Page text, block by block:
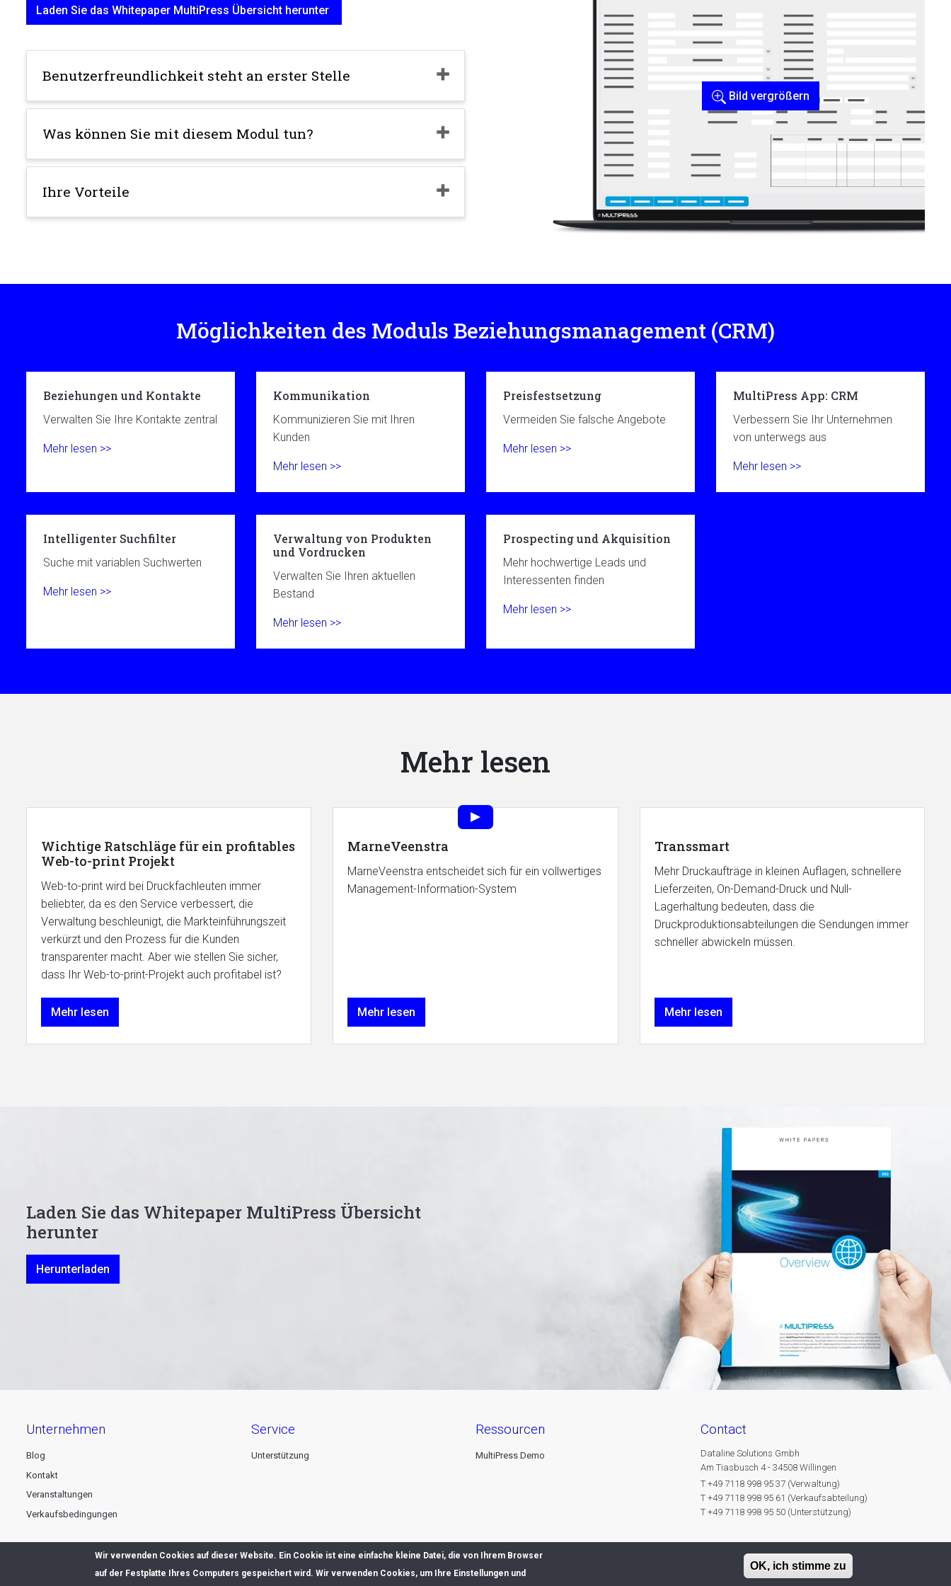
Laden Sie das Whitepaper MultiPress Übersicht herunter
Benutzerfreundlichkeit steht an erster Stelle
Was können Sie mit diesem Modul tun?
Ihre Vorteile
Bild vergrößern
Möglichkeiten des Moduls Beziehungsmanagement (CRM)
Beziehungen und Kontakte
Verwalten Sie Ihre Kontakte zentral
Mehr lesen >>
Kommunikation
Kommunizieren Sie mit Ihren
Kunden
Mehr lesen >>
Preisfestsetzung
Vermeiden Sie falsche Angebote
Mehr lesen >>
MultiPress App: CRM
Verbessern Sie Ihr Unternehmen
von unterwegs aus
Mehr lesen >>
Intelligenter Suchfilter
Suche mit variablen Suchwerten
Mehr lesen >>
Verwaltung von Produkten
und Vordrucken
Verwalten Sie Ihren aktuellen
Bestand
Mehr lesen >>
Prospecting und Akquisition
Mehr hochwertige Leads und
Interessenten finden
Mehr lesen >>
Mehr lesen
Wichtige Ratschläge für ein profitables
Web-to-print Projekt
Web-to-print wird bei Druckfachleuten immer
beliebter, da es den Service verbessert, die
Verwaltung beschleunigt, die Markteinführungszeit
verkürzt und den Prozess für die Kunden
transparenter macht. Aber wie stellen Sie sicher,
dass Ihr Web-to-print-Projekt auch profitabel ist?
Mehr lesen
MarneVeenstra
MarneVeenstra entscheidet sich für ein vollwertiges
Management-Information-System
Mehr lesen
Transsmart
Mehr Druckaufträge in kleinen Auflagen, schnellere
Lieferzeiten, On-Demand-Druck und Null-
Lagerhaltung bedeuten, dass die
Druckproduktionsabteilungen die Sendungen immer
schneller abwickeln müssen.
Mehr lesen
Laden Sie das Whitepaper MultiPress Übersicht
herunter
Herunterladen
unternehmen
Blog
Kontakt
Veranstaltungen
Verkaufsbedingungen
service
Unterstützung
ressourcen
MultiPress Demo
contact
Dataline Solutions Gmbh
Am Tiasbusch 4 - 34508 Willingen
T +49 7118 998 95 37 (Verwaltung)
T +49 7118 998 95 61 (Verkaufsabteilung)
T +49 7118 998 95 50 (Unterstützung)
Wir verwenden Cookies auf dieser Website. Ein Cookie ist eine einfache kleine Datei, die von Ihrem Browser
auf der Festplatte Ihres Computers gespeichert wird. Wir verwenden Cookies, um Ihre Einstellungen und
OK, ich stimme zu